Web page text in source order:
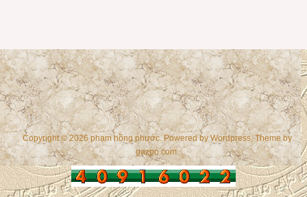
Copyright © 2026 phạm hồng phước. Powered byWordpress, Theme by
gazpo.com.